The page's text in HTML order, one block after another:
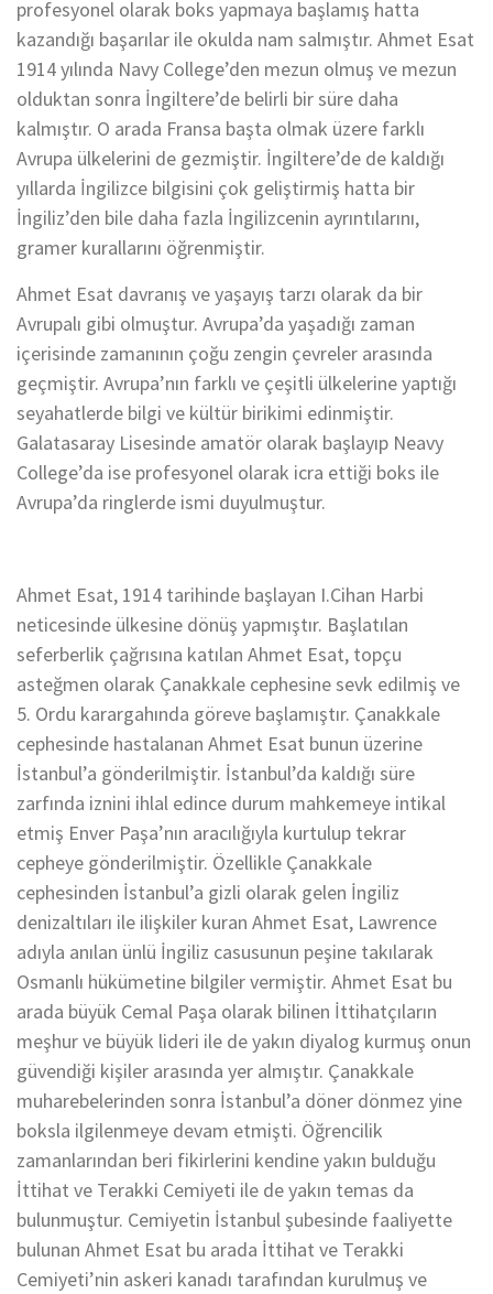
profesyonel olarak boks yapmaya başlamış hatta
kazandığı başarılar ile okulda nam salmıştır. Ahmet Esat
1914 yılında Navy College’den mezun olmuş ve mezun
olduktan sonra İngiltere’de belirli bir süre daha
kalmıştır. O arada Fransa başta olmak üzere farklı
Avrupa ülkelerini de gezmiştir. İngiltere’de de kaldığı
yıllarda İngilizce bilgisini çok geliştirmiş hatta bir
İngiliz’den bile daha fazla İngilizcenin ayrıntılarını,
gramer kurallarını öğrenmiştir.
Ahmet Esat davranış ve yaşayış tarzı olarak da bir
Avrupalı gibi olmuştur. Avrupa’da yaşadığı zaman
içerisinde zamanının çoğu zengin çevreler arasında
geçmiştir. Avrupa’nın farklı ve çeşitli ülkelerine yaptığı
seyahatlerde bilgi ve kültür birikimi edinmiştir.
Galatasaray Lisesinde amatör olarak başlayıp Neavy
College’da ise profesyonel olarak icra ettiği boks ile
Avrupa’da ringlerde ismi duyulmuştur.
Ahmet Esat, 1914 tarihinde başlayan I.Cihan Harbi
neticesinde ülkesine dönüş yapmıştır. Başlatılan
seferberlik çağrısına katılan Ahmet Esat, topçu
asteğmen olarak Çanakkale cephesine sevk edilmiş ve
5. Ordu karargahında göreve başlamıştır. Çanakkale
cephesinde hastalanan Ahmet Esat bunun üzerine
İstanbul’a gönderilmiştir. İstanbul’da kaldığı süre
zarfında iznini ihlal edince durum mahkemeye intikal
etmiş Enver Paşa’nın aracılığıyla kurtulup tekrar
cepheye gönderilmiştir. Özellikle Çanakkale
cephesinden İstanbul’a gizli olarak gelen İngiliz
denizaltıları ile ilişkiler kuran Ahmet Esat, Lawrence
adıyla anılan ünlü İngiliz casusunun peşine takılarak
Osmanlı hükümetine bilgiler vermiştir. Ahmet Esat bu
arada büyük Cemal Paşa olarak bilinen İttihatçıların
meşhur ve büyük lideri ile de yakın diyalog kurmuş onun
güvendiği kişiler arasında yer almıştır. Çanakkale
muharebelerinden sonra İstanbul’a döner dönmez yine
boksla ilgilenmeye devam etmişti. Öğrencilik
zamanlarından beri fikirlerini kendine yakın bulduğu
İttihat ve Terakki Cemiyeti ile de yakın temas da
bulunmuştur. Cemiyetin İstanbul şubesinde faaliyette
bulunan Ahmet Esat bu arada İttihat ve Terakki
Cemiyeti’nin askeri kanadı tarafından kurulmuş ve